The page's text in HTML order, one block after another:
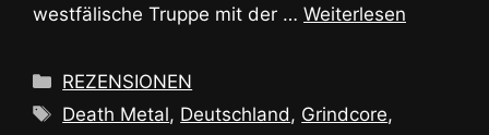
westfälische Truppe mit der … Weiterlesen
Kategorien
REZENSIONEN
Schlagwörter
Death Metal, Deutschland, Grindcore,